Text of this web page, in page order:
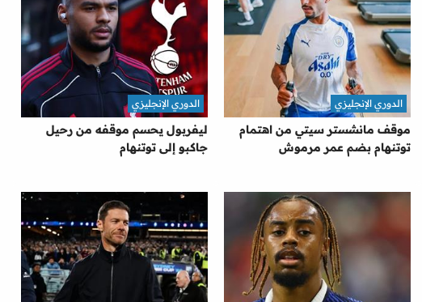
موقف مانشستر سيتي من اهتمام
توتنهام بضم عمر مرموش
الدوري الإنجليزي
ليفربول يحسم موقفه من رحيل
جاكبو إلى توتنهام
الدوري الإنجليزي